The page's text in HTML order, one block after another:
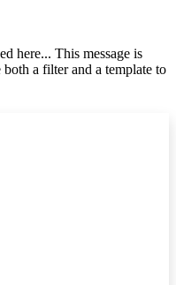
here... This message is
a filter and a template to